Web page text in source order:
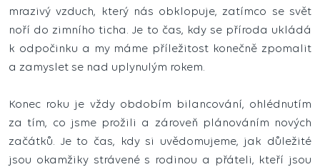
mrazivý vzduch, který nás obklopuje, zatímco se svět
noří do zimního ticha. Je to čas, kdy se příroda ukládá
k odpočinku a my máme příležitost konečně zpomalit
a zamyslet se nad uplynulým rokem.
Konec roku je vždy obdobím bilancování, ohlédnutím
za tím, co jsme prožili a zároveň plánováním nových
začátků. Je to čas, kdy si uvědomujeme, jak důležité
jsou okamžiky strávené s rodinou a přáteli, kteří jsou